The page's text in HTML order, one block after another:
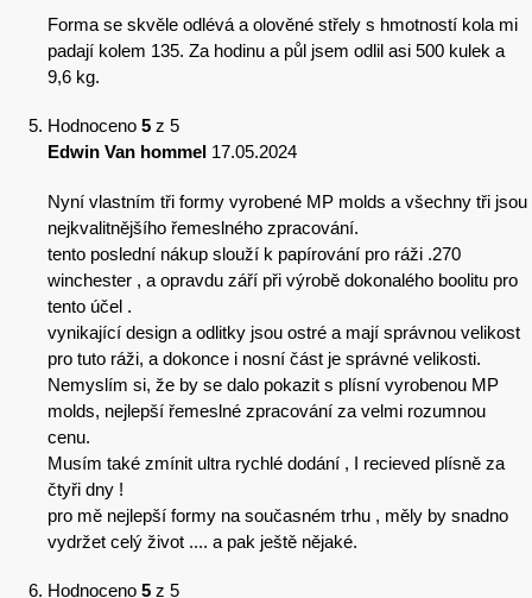
Forma se skvěle odlévá a olověné střely s hmotností kola mi
padají kolem 135. Za hodinu a půl jsem odlil asi 500 kulek a
9,6 kg.
Hodnoceno 5 z 5
Edwin Van hommel 17.05.2024
Nyní vlastním tři formy vyrobené MP molds a všechny tři jsou
nejkvalitnějšího řemeslného zpracování.
tento poslední nákup slouží k papírování pro ráži .270
winchester , a opravdu září při výrobě dokonalého boolitu pro
tento účel .
vynikající design a odlitky jsou ostré a mají správnou velikost
pro tuto ráži, a dokonce i nosní část je správné velikosti.
Nemyslím si, že by se dalo pokazit s plísní vyrobenou MP
molds, nejlepší řemeslné zpracování za velmi rozumnou
cenu.
Musím také zmínit ultra rychlé dodání , I recieved plísně za
čtyři dny !
pro mě nejlepší formy na současném trhu , měly by snadno
vydržet celý život .... a pak ještě nějaké.
Hodnoceno 5 z 5